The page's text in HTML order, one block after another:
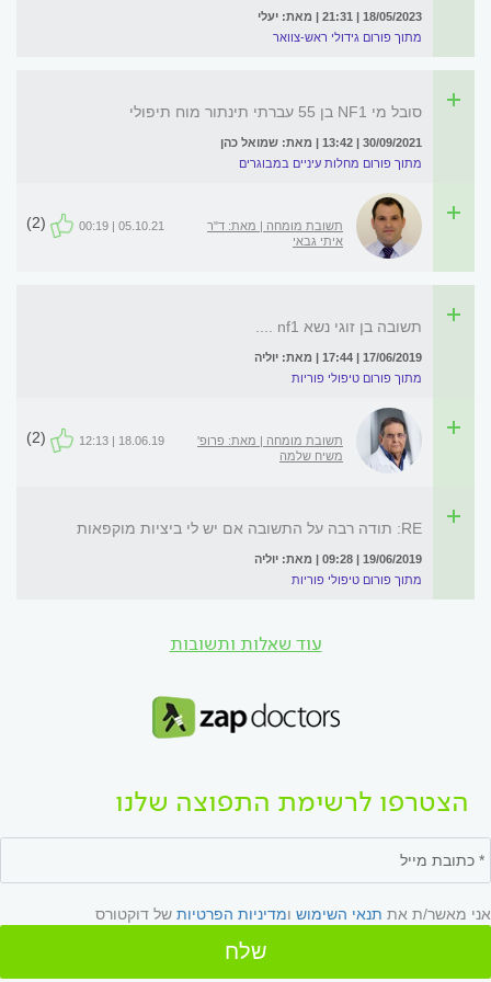
18/05/2023 | 21:31 | מאת: יעלי
מתוך פורום גידולי ראש-צוואר
סובל מי NF1 בן 55 עברתי תינתור מוח תיפולי
30/09/2021 | 13:42 | מאת: שמואל כהן
מתוך פורום מחלות עיניים במבוגרים
תשובת מומחה | מאת: ד"ר
איתי גבאי
05.10.21 | 00:19
(2)
תשובה בן זוגי נשא nf1 ....
17/06/2019 | 17:44 | מאת: יוליה
מתוך פורום טיפולי פוריות
תשובת מומחה | מאת: פרופ'
משיח שלמה
18.06.19 | 12:13
(2)
RE: תודה רבה על התשובה אם יש לי ביציות מוקפאות
19/06/2019 | 09:28 | מאת: יוליה
מתוך פורום טיפולי פוריות
עוד שאלות ותשובות
הצטרפו לרשימת התפוצה שלנו
אני מאשר/ת את תנאי השימוש ומדיניות הפרטיות של דוקטורס
שלח